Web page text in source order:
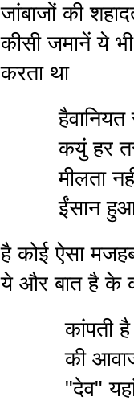
जांबाजों की
कीसी जमानें ये
करता था
हैवानियत
कयुं हर
मीलता
ईंसान हुआ
है कोई ऐसा
ये और बात है के
कांपती है
की
"देव" यहां